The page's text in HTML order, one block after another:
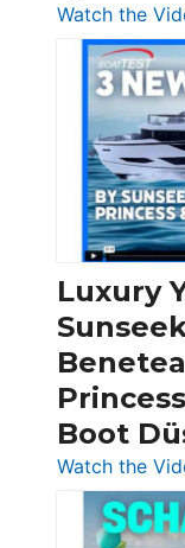
Watch the
Luxury
Boot
Watch the